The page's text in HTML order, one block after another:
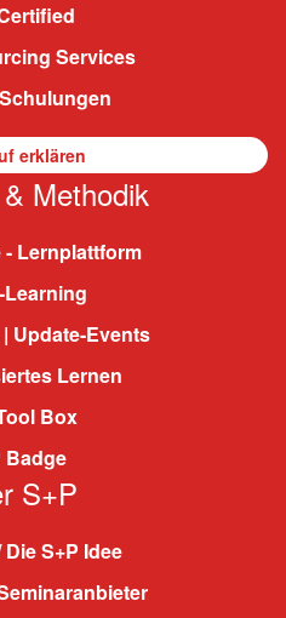
Services
erklären
Methodik
- Lernplattform
Learning
| Update-Events
Lernen
Box
Badge
S+P
S+P Idee